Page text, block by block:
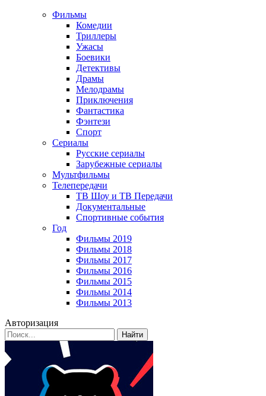
Фильмы
Комедии
Триллеры
Ужасы
Боевики
Детективы
Драмы
Мелодрамы
Приключения
Фантастика
Фэнтези
Спорт
Сериалы
Русские сериалы
Зарубежные сериалы
Мультфильмы
Телепередачи
ТВ Шоу и ТВ Передачи
Документальные
Спортивные события
Год
Фильмы 2019
Фильмы 2018
Фильмы 2017
Фильмы 2016
Фильмы 2015
Фильмы 2014
Фильмы 2013
Авторизация
Найти